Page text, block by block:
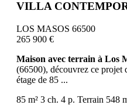
VILLA
LOS MASOS 66500
265 900 €
Maison avec terrain à Los
(66500), découvrez ce projet
étage de 85 ...
85 m² 3 ch. 4 p. Terrain 548